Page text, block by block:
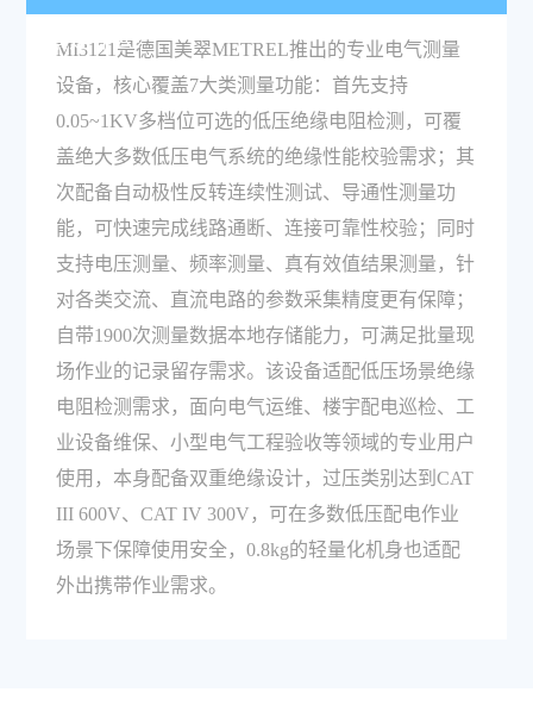
景是什么？
MI3121是德国美翠METREL推出的专业电气测量
设备，核心覆盖7大类测量功能：首先支持
0.05~1KV多档位可选的低压绝缘电阻检测，可覆
盖绝大多数低压电气系统的绝缘性能校验需求；其
次配备自动极性反转连续性测试、导通性测量功
能，可快速完成线路通断、连接可靠性校验；同时
支持电压测量、频率测量、真有效值结果测量，针
对各类交流、直流电路的参数采集精度更有保障；
自带1900次测量数据本地存储能力，可满足批量现
场作业的记录留存需求。该设备适配低压场景绝缘
电阻检测需求，面向电气运维、楼宇配电巡检、工
业设备维保、小型电气工程验收等领域的专业用户
使用，本身配备双重绝缘设计，过压类别达到CAT
III 600V、CAT IV 300V，可在多数低压配电作业
场景下保障使用安全，0.8kg的轻量化机身也适配
外出携带作业需求。